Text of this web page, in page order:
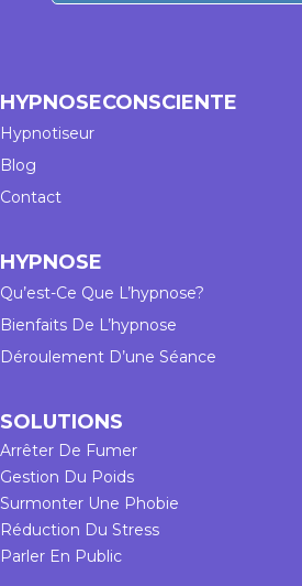
HYPNOSECONSCIENTE
Hypnotiseur
Blog
Contact
HYPNOSE
Qu’est-Ce Que L’hypnose?
Bienfaits De L’hypnose
Déroulement D’une Séance
SOLUTIONS
Arrêter De Fumer
Gestion Du Poids
Surmonter Une Phobie
Réduction Du Stress
Parler En Public